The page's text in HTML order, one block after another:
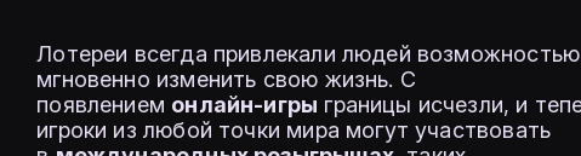
Лотереи всегда привлекали людей возможностью
мгновенно изменить свою жизнь. С
появлением онлайн-игры границы исчезли, и
игроки из любой точки мира могут участвовать